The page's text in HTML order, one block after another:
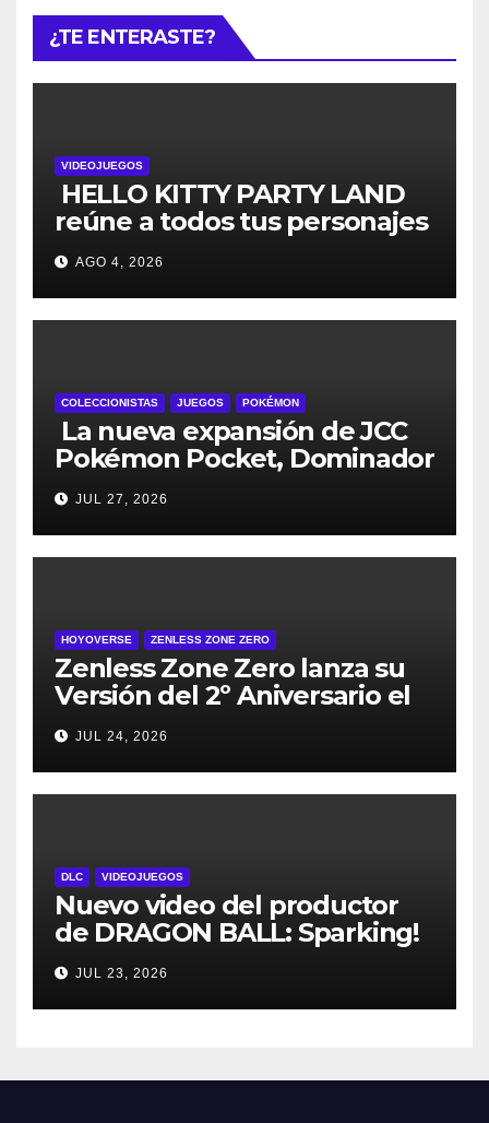
¿TE ENTERASTE?
VIDEOJUEGOS
HELLO KITTY PARTY LAND
reúne a todos tus personajes
favoritos en un solo lugar; ya
están disponibles las
preventas digitales
AGO 4, 2026
COLECCIONISTAS JUEGOS POKÉMON
La nueva expansión de JCC
Pokémon Pocket, Dominador
de los Cielos, se lanza el 29
de julio
JUL 27, 2026
HOYOVERSE ZENLESS ZONE ZERO
Zenless Zone Zero lanza su
Versión del 2º Aniversario el
29 de julio – con regalos para
todos los jugadores y nuevos
personajes
JUL 24, 2026
DLC VIDEOJUEGOS
Nuevo video del productor
de DRAGON BALL: Sparking!
ZERO detalla el Super Limit-
Breaking NEO DLC
JUL 23, 2026